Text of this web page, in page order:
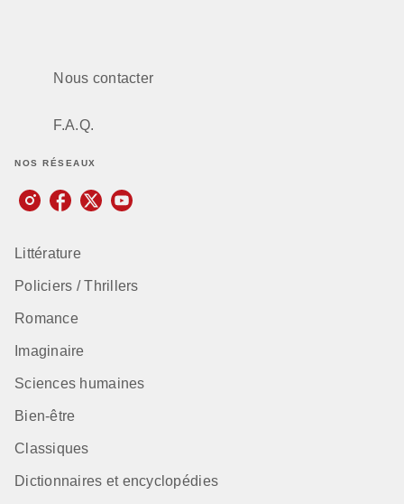
Nous contacter
F.A.Q.
NOS RÉSEAUX
Littérature
Policiers / Thrillers
Romance
Imaginaire
Sciences humaines
Bien-être
Classiques
Dictionnaires et encyclopédies